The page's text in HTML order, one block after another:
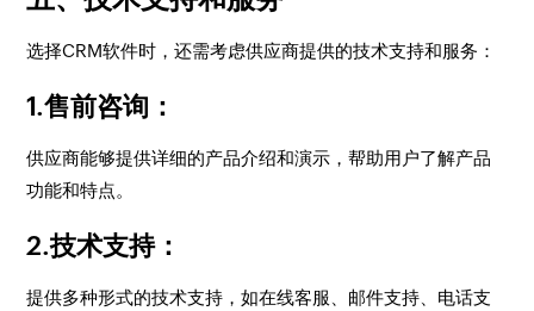
选择CRM软件时，还需考虑供应商提供的技术支持和服务：
1.售前咨询 ：
供应商能够提供详细的产品介绍和演示，帮助用户了解产品
功能和特点。
2.技术支持：
提供多种形式的技术支持，如在线客服、邮件支持、电话支